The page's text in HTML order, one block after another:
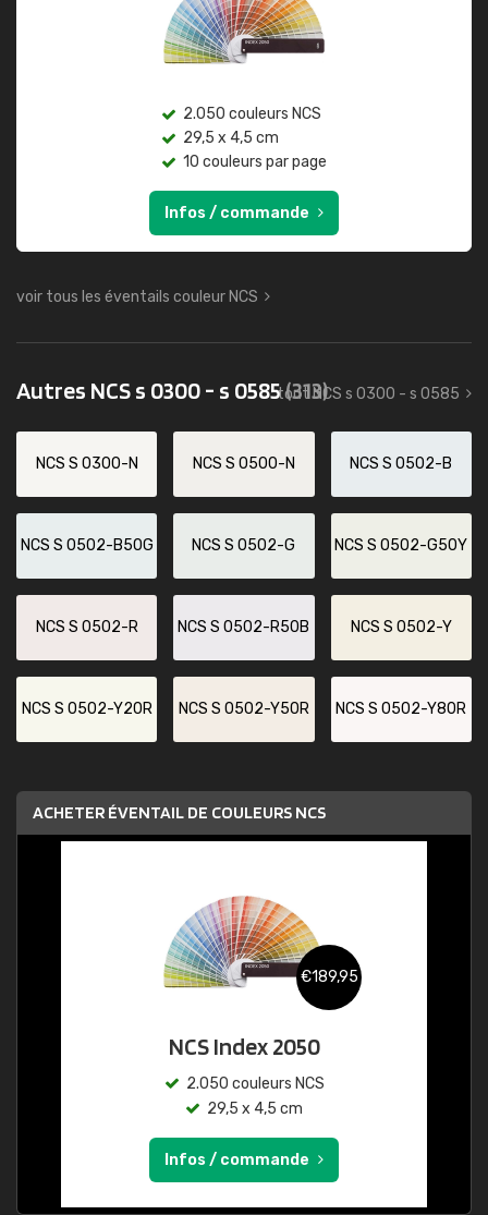
2.050 couleurs NCS
29,5 x 4,5 cm
10 couleurs par page
Infos / commande
voir tous les éventails couleur NCS
Autres NCS s 0300 - s 0585(313)
tout NCS s 0300 - s 0585
NCS S 0300-N NCS S 0500-N NCS S 0502-B
NCS S 0502-B50G NCS S 0502-G NCS S 0502-G50Y
NCS S 0502-R NCS S 0502-R50B NCS S 0502-Y
NCS S 0502-Y20R NCS S 0502-Y50R NCS S 0502-Y80R
ACHETER ÉVENTAIL DE COULEURS NCS
€189,95
NCS Index 2050
2.050 couleurs NCS
29,5 x 4,5 cm
Infos / commande